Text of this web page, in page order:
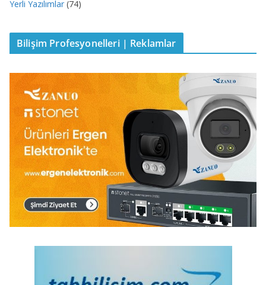
Yerli Yazılımlar (74)
Bilişim Profesyonelleri | Reklamlar